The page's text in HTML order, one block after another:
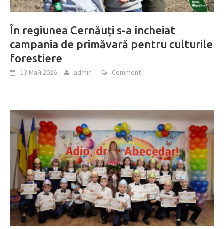
În regiunea Cernăuți s-a încheiat
campania de primăvară pentru culturile
forestiere
13 Май 2026 admin Comment